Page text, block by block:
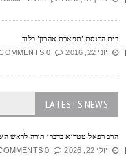
הכנסת 'תפארת אהרון' בלוד
יוני 22, 2016 0 COMMENTS
LATESTS NEWS
רפאל טטרוא בדברי תורה לראש השנה
יולי 22, 2026 0 COMMENTS